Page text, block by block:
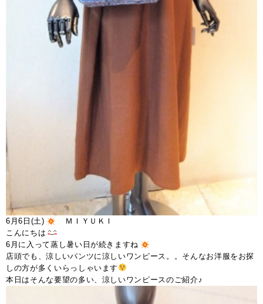
6月6日(土)
ＭＩＹＵＫＩ
こんにちは
6月に入って蒸し暑い日が続きますね
店頭でも、涼しいパンツに涼しいワンピース。。そんなお洋服をお探
しの方が多くいらっしゃいます
本日はそんな要望の多い、涼しいワンピースのご紹介♪